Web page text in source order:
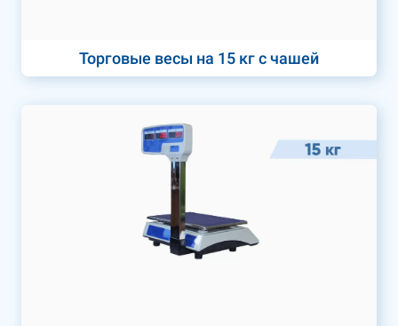
Торговые весы на 15 кг с чашей